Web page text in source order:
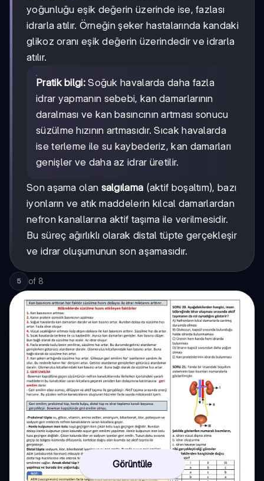
yoğunluğu eşik değerin üzerinde ise, fazlası
idrarla atılır. Örneğin şeker hastalarında kandaki
glikoz oranı eşik değerin üzerindedir ve idrarla
atılır.
Pratik bilgi:Soğuk havalarda daha fazla
idrar yapmanın sebebi, kan damarlarının
daralması ve kan basıncının artması sonucu
süzülme hızının artmasıdır. Sıcak havalarda
ise terleme ile su kaybederiz, kan damarları
genişler ve daha az idrar üretilir.
Son aşama olan salgılama (aktif boşaltım), bazı
iyonların ve atık maddelerin kılcal damarlardan
nefron kanallarına aktif taşıma ile verilmesidir.
Bu süreç ağırlıklı olarak distal tüpte gerçekleşir
ve idrar oluşumunun son aşamasıdır.
5 of 8
Görüntüle